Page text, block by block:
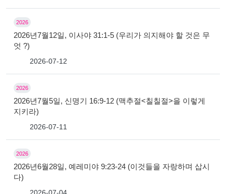
2026
2026년7월12일, 이사야 31:1-5 (우리가 의지해야 할 것은 무
엇 ?)
2026-07-12
2026
2026년7월5일, 신명기 16:9-12 (맥추절<칠칠절>을 이렇게
지키라)
2026-07-11
2026
2026년6월28일, 예레미야 9:23-24 (이것들을 자랑하며 삽시
다)
2026-07-04